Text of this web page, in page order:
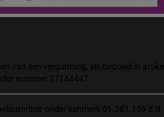
van een vergunning, als bedoeld in artikel
nummer 27144447.
onder kenmerk 01.261.159 d.d.